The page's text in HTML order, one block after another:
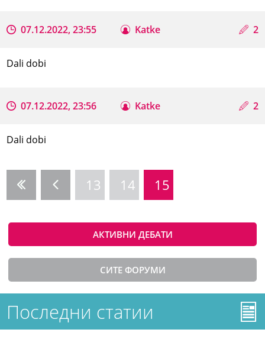
07.12.2022, 23:55 Katke 2
Dali dobi
07.12.2022, 23:56 Katke 2
Dali dobi
13 14 15
АКТИВНИ ДЕБАТИ
СИТЕ ФОРУМИ
Последни статии